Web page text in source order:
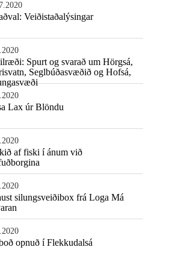
Veiðistaðalýsingar
Spurt og svarað um Hörgsá,
Seglbúðasvæðið og Hofsá,
Lax úr Blöndu
af fiski í ánum við
silungsveiðibox frá Loga Má
opnuð í Flekkudalsá